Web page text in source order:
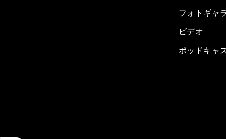
フォトギャ
ビデオ
ポッドキャ